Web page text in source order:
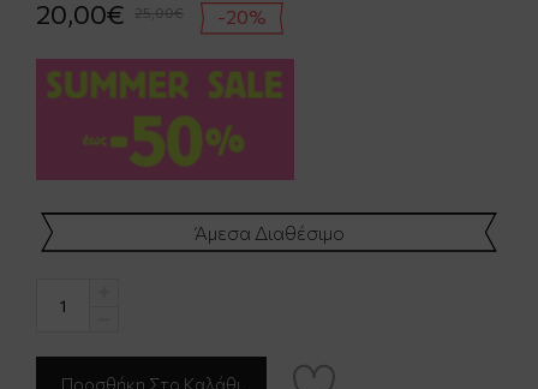
20,00€ 25,00€ -20%
Άμεσα Διαθέσιμο